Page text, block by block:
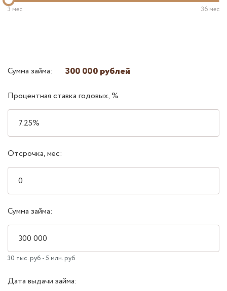
3 мес 36 мес
Сумма займа: 300 000 рублей
Процентная ставка годовых, %
Отсрочка, мес:
Сумма займа:
30 тыс. руб - 5 млн. руб
Дата выдачи займа: